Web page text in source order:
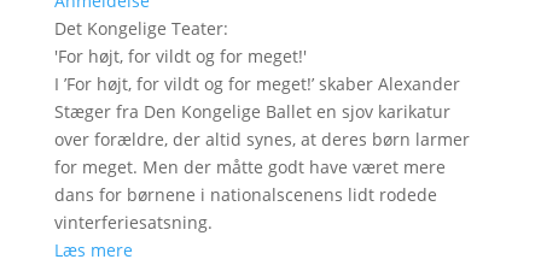
Det Kongelige Teater:
'For højt, for vildt og for meget!'
I ’For højt, for vildt og for meget!’ skaber Alexander
Stæger fra Den Kongelige Ballet en sjov karikatur
over forældre, der altid synes, at deres børn larmer
for meget. Men der måtte godt have været mere
dans for børnene i nationalscenens lidt rodede
vinterferiesatsning.
Læs mere